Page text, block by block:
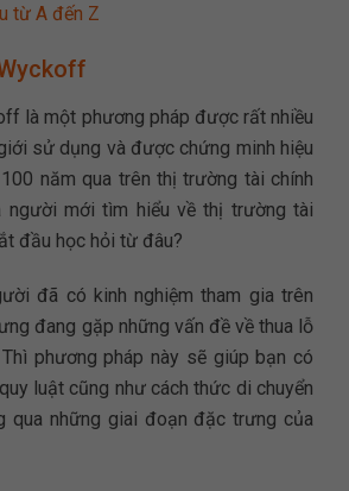
từ A đến Z
Wyckoff
là một phương pháp được rất nhiều
sử dụng và được chứng minh hiệu
năm qua trên thị trường tài chính
người mới tìm hiểu về thị trường tài
đầu học hỏi từ đâu?
đã có kinh nghiệm tham gia trên
đang gặp những vấn đề về thua lỗ
phương pháp này sẽ giúp bạn có
luật cũng như cách thức di chuyển
qua những giai đoạn đặc trưng của